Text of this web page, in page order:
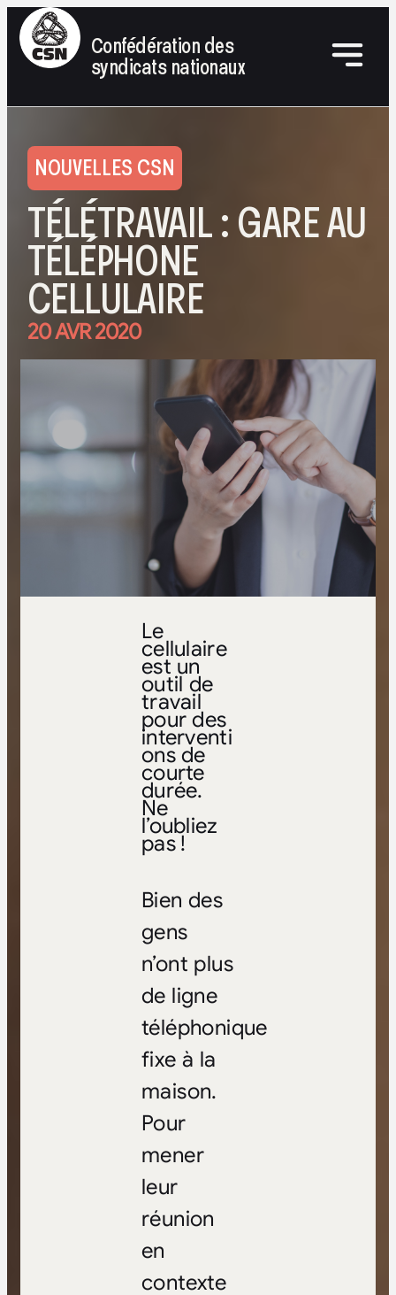
Confédération des
syndicats nationaux
NOUVELLES CSN
TÉLÉTRAVAIL : GARE AU
TÉLÉPHONE
CELLULAIRE
20 AVR 2020
Le
cellulaire
est un
outil de
travail
pour des
interventi
ons de
courte
durée.
Ne
l’oubliez
pas !
Bien des
gens
n’ont plus
de ligne
téléphonique
fixe à la
maison.
Pour
mener
leur
réunion
en
contexte